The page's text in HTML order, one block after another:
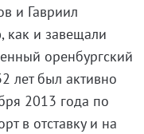
и Гавриил
как и завещали
оренбургский
лет был активно
2013 года по
в отставку и на